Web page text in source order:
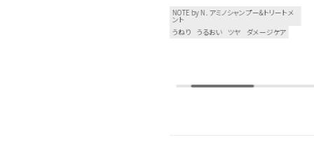
NOTE by N. アミノシャンプー&トリートメ
ント
うねり うるおい ツヤ ダメージケア